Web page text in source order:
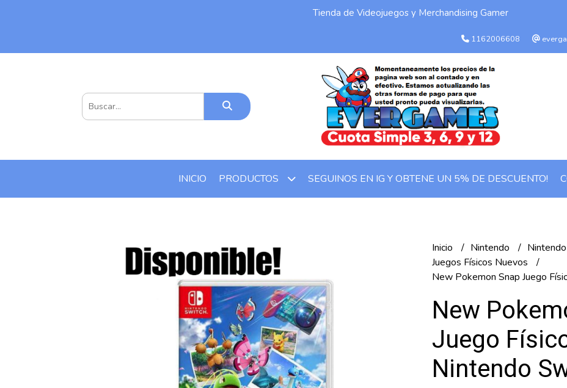
Tienda de Videojuegos y Merchandising Gamer
1162006608
INICIO PRODUCTOS SEGUINOS EN IG Y OBTENE UN 5% DE DESCUENTO!
Inicio Nintendo
Juegos Físicos Nuevos
New Pokemon Snap Juego
New
Juego
Nintendo